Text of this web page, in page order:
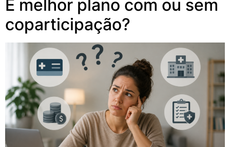
É melhor plano com ou sem
coparticipação?